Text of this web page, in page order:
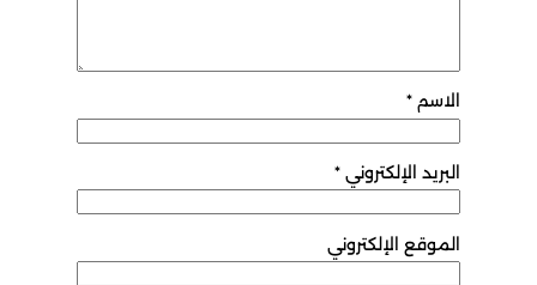
الاسم *
البريد الإلكتروني *
الموقع الإلكتروني